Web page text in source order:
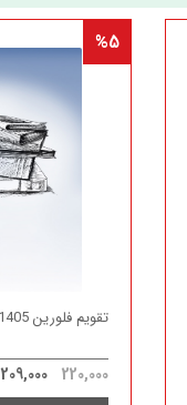
%5
تقویم فلورین 1405
220,000 209,000 تومان